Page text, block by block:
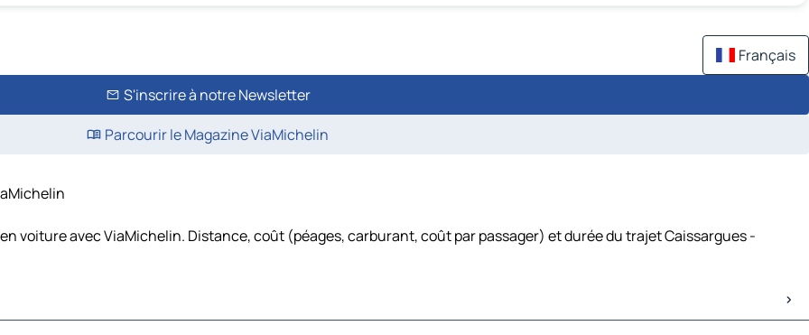
Français
S'inscrire à notre Newsletter
Parcourir le Magazine ViaMichelin
voiture avec ViaMichelin. Distance, coût (péages, carburant, coût par passager) et durée du trajet Caissargues -